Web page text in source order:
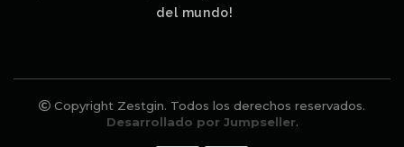
del mundo!
Copyright Zestgin. Todos los derechos reservados.
Desarrollado por Jumpseller.